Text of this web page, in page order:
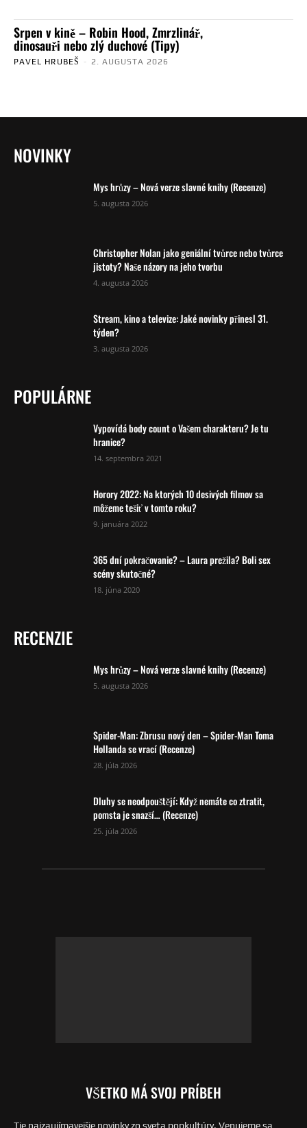
Srpen v kině – Robin Hood, Zmrzlinář,
dinosauři nebo zlý duchové (Tipy)
PAVEL HRUBEŠ - 2. AUGUSTA 2026
NOVINKY
Mys hrůzy – Nová verze slavné knihy (Recenze)
5. augusta 2026
Christopher Nolan jako geniální tvůrce nebo tvůrce
jistoty? Naše názory na jeho tvorbu
4. augusta 2026
Stream, kino a televize: Jaké novinky přinesl 31.
týden?
3. augusta 2026
POPULÁRNE
Vypovídá body count o Vašem charakteru? Je tu
hranice?
14. septembra 2021
Horory 2022: Na ktorých 10 desivých filmov sa
môžeme tešiť v tomto roku?
9. januára 2022
365 dní pokračovanie? – Laura prežila? Boli sex
scény skutočné?
18. júna 2020
RECENZIE
Mys hrůzy – Nová verze slavné knihy (Recenze)
5. augusta 2026
Spider-Man: Zbrusu nový den – Spider-Man Toma
Hollanda se vrací (Recenze)
28. júla 2026
Dluhy se neodpouštějí: Když nemáte co ztratit,
pomsta je snazší… (Recenze)
25. júla 2026
VŠETKO MÁ SVOJ PRÍBEH
Tie najzaujímavejšie novinky zo sveta popkultúry. Venujeme sa